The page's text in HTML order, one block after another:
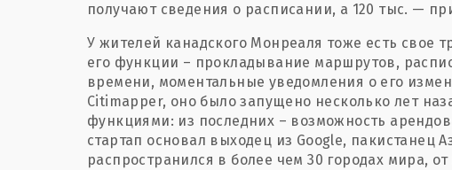
получают сведения о расписании, а 120 тыс. —
У жителей канадского Монреаля тоже есть свое
его функции – прокладывание маршрутов,
времени, моментальные уведомления о его
Citimapper, оно было запущено несколько лет
функциями: из последних – возможность
стартап основал выходец из Google, пакистанец
распространился в более чем 30 городах мира,